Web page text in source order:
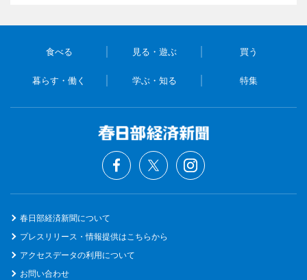
食べる 見る・遊ぶ 買う
暮らす・働く 学ぶ・知る 特集
春日部経済新聞について
プレスリリース・情報提供はこちらから
アクセスデータの利用について
お問い合わせ